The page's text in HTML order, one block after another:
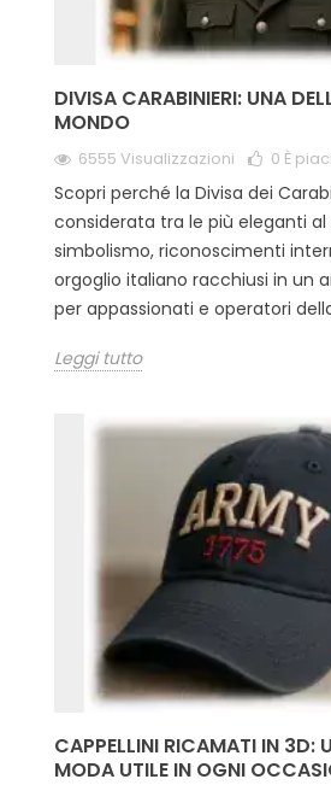
DIVISA CARABINIERI: UNA
MONDO
6555 Visualizzazioni 0 È
Scopri perché la Divisa dei
considerata tra le più eleganti
simbolismo, riconoscimenti
orgoglio italiano racchiusi in un
per appassionati e operatori
Leggi tutto
CAPPELLINI RICAMATI IN 3D:
MODA UTILE IN OGNI